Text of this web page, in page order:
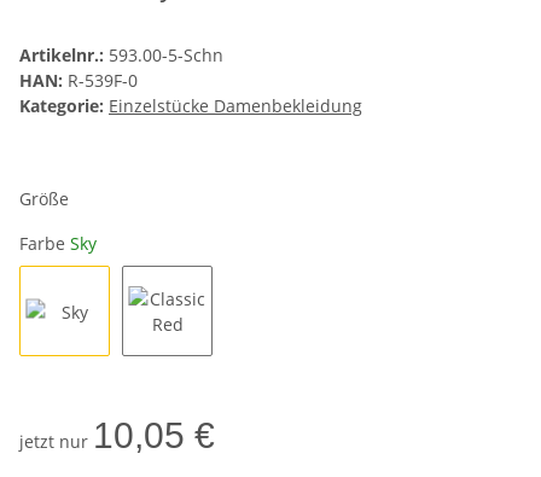
Artikelnr.: 593.00-5-Schn
HAN: R-539F-0
Kategorie: Einzelstücke Damenbekleidung
Größe
Farbe Sky
jetzt nur 10,05 €